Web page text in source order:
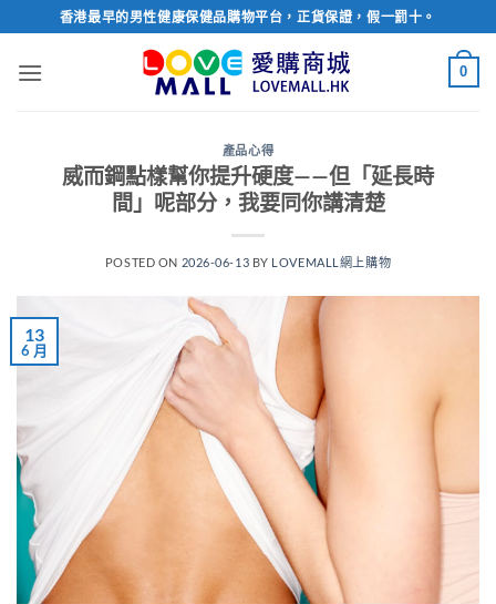
to
content
香港最早的男性健康保健品購物平台，正貨保證，假一罰十。
0
產品心得
威而鋼點樣幫你提升硬度——但「延長時
間」呢部分，我要同你講清楚
POSTED ON 2026-06-13 BY LOVEMALL網上購物
13
6 月